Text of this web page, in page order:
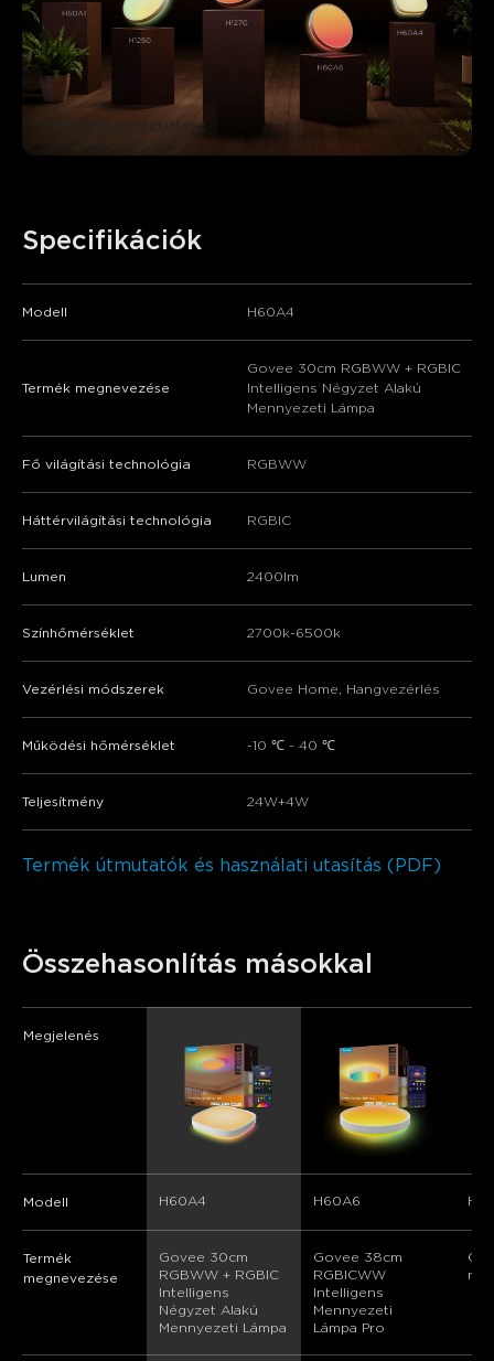
Termékek megtekintése
Specifikációk
Modell H60A4
Termék megnevezése
Govee 30cm RGBWW + RGBIC
Intelligens Négyzet Alakú
Mennyezeti Lámpa
Fő világítási technológia RGBWW
Háttérvilágítási technológia RGBIC
Lumen 2400lm
Színhőmérséklet 2700k-6500k
Vezérlési módszerek Govee Home, Hangvezérlés
Működési hőmérséklet -10 ℃ - 40 ℃
Teljesítmény 24W+4W
Termék útmutatók és használati utasítás (PDF)
Összehasonlítás másokkal
Megjelenés
Modell H60A4 H60A6
Termék
megnevezése
Govee 30cm
RGBWW + RGBIC
Intelligens
Négyzet Alakú
Mennyezeti Lámpa
Govee 38cm
RGBICWW
Intelligens
Mennyezeti
Lámpa Pro